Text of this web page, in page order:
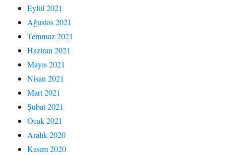
Eylül 2021
Ağustos 2021
Temmuz 2021
Haziran 2021
Mayıs 2021
Nisan 2021
Mart 2021
Şubat 2021
Ocak 2021
Aralık 2020
Kasım 2020